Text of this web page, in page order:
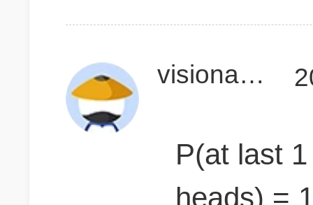
visionarying
P(at last
heads) =